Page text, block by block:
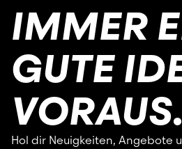
IMMER
GUTE
VORAUS.
Hol dir Neuigkeiten, Angebote